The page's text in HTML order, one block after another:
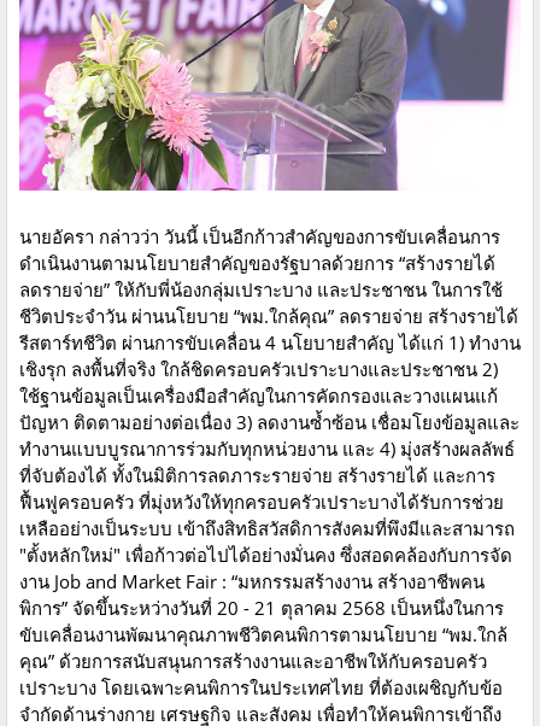
นายอัครา กล่าวว่า วันนี้ เป็นอีกก้าวสำคัญของการขับเคลื่อนการ
ดำเนินงานตามนโยบายสำคัญของรัฐบาลด้วยการ “สร้างรายได้
ลดรายจ่าย” ให้กับพี่น้องกลุ่มเปราะบาง และประชาชน ในการใช้
ชีวิตประจำวัน ผ่านนโยบาย “พม.ใกล้คุณ” ลดรายจ่าย สร้างรายได้
รีสตาร์ทชีวิต ผ่านการขับเคลื่อน 4 นโยบายสำคัญ ได้แก่ 1) ทำงาน
เชิงรุก ลงพื้นที่จริง ใกล้ชิดครอบครัวเปราะบางและประชาชน 2)
ใช้ฐานข้อมูลเป็นเครื่องมือสำคัญในการคัดกรองและวางแผนแก้
ปัญหา ติดตามอย่างต่อเนื่อง 3) ลดงานซ้ำซ้อน เชื่อมโยงข้อมูลและ
ทำงานแบบบูรณาการร่วมกับทุกหน่วยงาน และ 4) มุ่งสร้างผลลัพธ์
ที่จับต้องได้ ทั้งในมิติการลดภาระรายจ่าย สร้างรายได้ และการ
ฟื้นฟูครอบครัว ที่มุ่งหวังให้ทุกครอบครัวเปราะบางได้รับการช่วย
เหลืออย่างเป็นระบบ เข้าถึงสิทธิสวัสดิการสังคมที่พึงมีและสามารถ
"ตั้งหลักใหม่" เพื่อก้าวต่อไปได้อย่างมั่นคง ซึ่งสอดคล้องกับการจัด
งาน Job and Market Fair : “มหกรรมสร้างงาน สร้างอาชีพคน
พิการ” จัดขึ้นระหว่างวันที่ 20 - 21 ตุลาคม 2568 เป็นหนึ่งในการ
ขับเคลื่อนงานพัฒนาคุณภาพชีวิตคนพิการตามนโยบาย “พม.ใกล้
คุณ” ด้วยการสนับสนุนการสร้างงานและอาชีพให้กับครอบครัว
เปราะบาง โดยเฉพาะคนพิการในประเทศไทย ที่ต้องเผชิญกับข้อ
จำกัดด้านร่างกาย เศรษฐกิจ และสังคม เพื่อทำให้คนพิการเข้าถึง